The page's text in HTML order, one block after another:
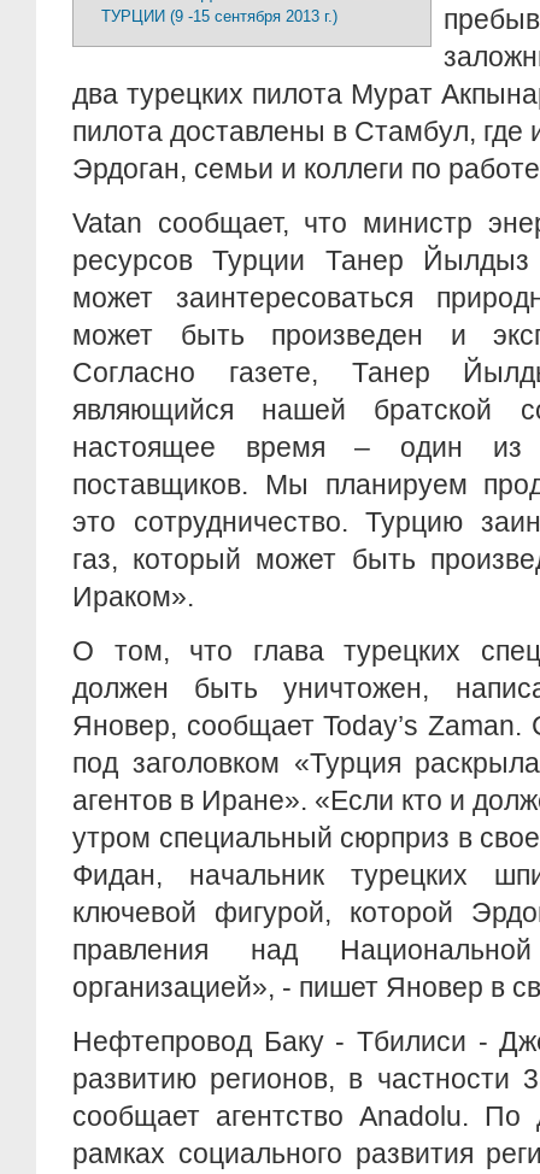
ТУРЦИИ (9 -15 сентября 2013 г.)
два турецких пилота Мурат
пилота доставлены в Стамбул, где
Эрдоган, семьи и коллеги по
Vatan сообщает, что министр
ресурсов Турции Танер
может заинтересоваться
может быть произведен и
Согласно газете, Танер
являющийся нашей братской
настоящее время – один из
поставщиков. Мы планируем
это сотрудничество. Турцию
газ, который может быть
Ираком».
О том, что глава турецких
должен быть уничтожен,
Яновер, сообщает Today’s
под заголовком «Турция
агентов в Иране». «Если кто и
утром специальный сюрприз в
Фидан, начальник турецких
ключевой фигурой, которой
правления над Национальной
организацией», - пишет Яновер в
Нефтепровод Баку - Тбилиси -
развитию регионов, в частности
сообщает агентство Anadolu. По
рамках социального развития